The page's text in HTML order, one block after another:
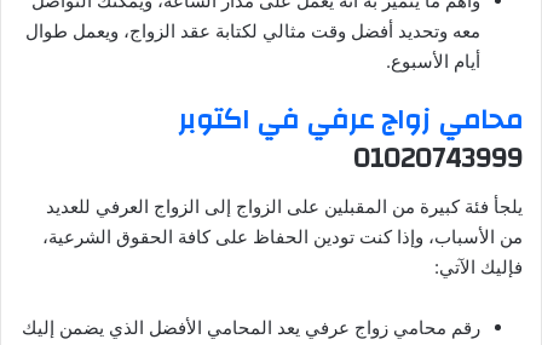
معه وتحديد أفضل وقت مثالي لكتابة عقد الزواج، ويعمل طوال
أيام الأسبوع.
محامي زواج عرفي في اكتوبر
01020743999
يلجأ فئة كبيرة من المقبلين على الزواج إلى الزواج العرفي للعديد
من الأسباب، وإذا كنت تودين الحفاظ على كافة الحقوق الشرعية،
فإليك الآتي:
رقم محامي زواج عرفي يعد المحامي الأفضل الذي يضمن إليك